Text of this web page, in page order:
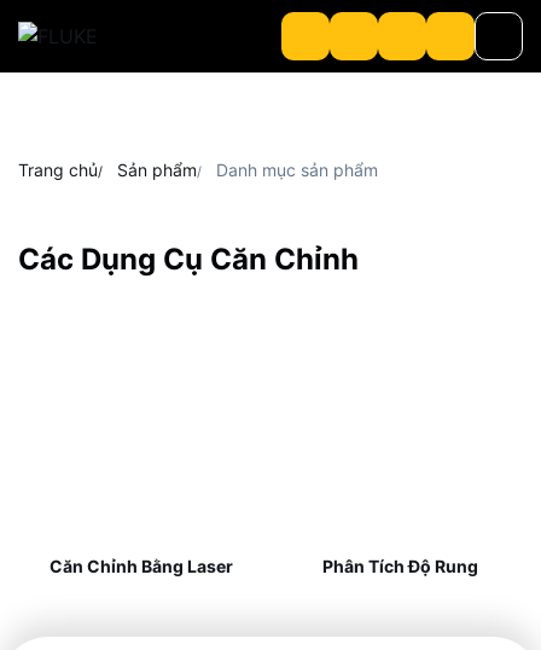
Sản phẩm
About Loriot
Trang chủ Sản phẩm Danh mục sản phẩm
Các Dụng Cụ Căn Chỉnh
Căn Chỉnh Bằng Laser Phân Tích Độ Rung